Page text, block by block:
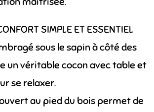
SIMPLE ET ESSENTIEL
sous le sapin à côté des
un véritable cocon avec table et
se relaxer.
au pied du bois permet de